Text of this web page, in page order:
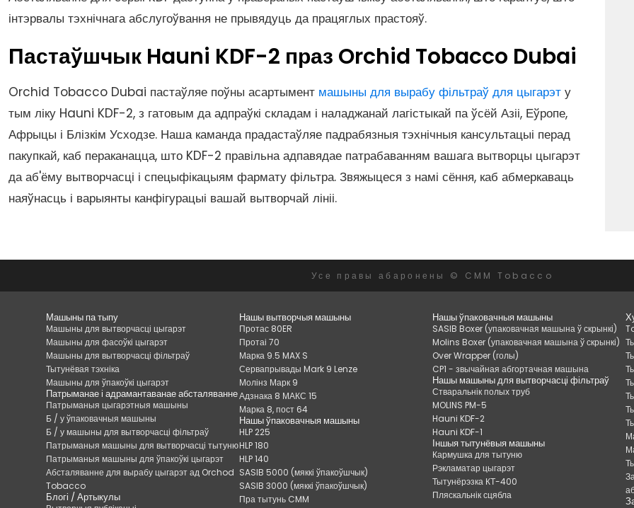
інтэрвалы тэхнічнага абслугоўвання не прывядуць да працяглых прастояў.
Пастаўшчык Hauni KDF-2 праз Orchid Tobacco Dubai
Orchid Tobacco Dubai пастаўляе поўны асартымент машыны для вырабу фільтраў для цыгарэт у
тым ліку Hauni KDF-2, з гатовым да адпраўкі складам і наладжанай лагістыкай па ўсёй Азіі, Еўропе,
Афрыцы і Блізкім Усходзе. Наша каманда прадастаўляе падрабязныя тэхнічныя кансультацыі перад
пакупкай, каб пераканацца, што KDF-2 правільна адпавядае патрабаванням вашага вытворцы цыгарэт
да аб'ёму вытворчасці і спецыфікацыям фармату фільтра. Звяжыцеся з намі сёння, каб абмеркаваць
наяўнасць і варыянты канфігурацыі вашай вытворчай лініі.
Усе правы абаронены © CMM Tobacco
Машыны па тыпу
Машыны для вытворчасці цыгарэт
Машыны для фасоўкі цыгарэт
Машыны для вытворчасці фільтраў
Тытунёвая тэхніка
Машыны для ўпакоўкі цыгарэт
Патрыманае і адрамантаванае абсталяванне
Патрыманыя цыгарэтныя машыны
Б / у ўпаковачныя машыны
Б / у машыны для вытворчасці фільтраў
Патрыманыя машыны для вытворчасці тытуню
Патрыманыя машыны для ўпакоўкі цыгарэт
Абсталяванне для вырабу цыгарэт ад Orchod
Tobacco
Блогі / Артыкулы
Нашы вытворчыя машыны
Протас 80ER
Протаі 70
Марка 9.5 MAX S
Сервапрывады Mark 9 Lenze
Молінз Марк 9
Адзнака 8 МАКС 15
Марка 8, пост 64
Нашы ўпаковачныя машыны
HLP 225
HLP 180
HLP 140
SASIB 5000 (мяккі ўпакоўшчык)
SASIB 3000 (мяккі ўпакоўшчык)
Пра тытунь CMM
Нашы ўпаковачныя машыны
SASIB Boxer (упаковачная машына ў скрынкі)
Molins Boxer (упаковачная машына ў скрынкі)
Over Wrapper (голы)
CP1 - звычайная абгортачная машына
Нашы машыны для вытворчасці фільтраў
Стваральнік полых труб
MOLINS PM-5
Hauni KDF-2
Hauni KDF-1
Іншыя тытунёвыя машыны
Кармушка для тытуню
Рэкламатар цыгарэт
Тытунёрэзка КТ-400
Пляскальнік сцябла